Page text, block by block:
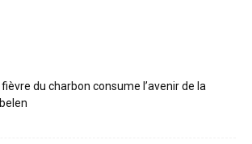
fièvre du charbon consume l’avenir de la